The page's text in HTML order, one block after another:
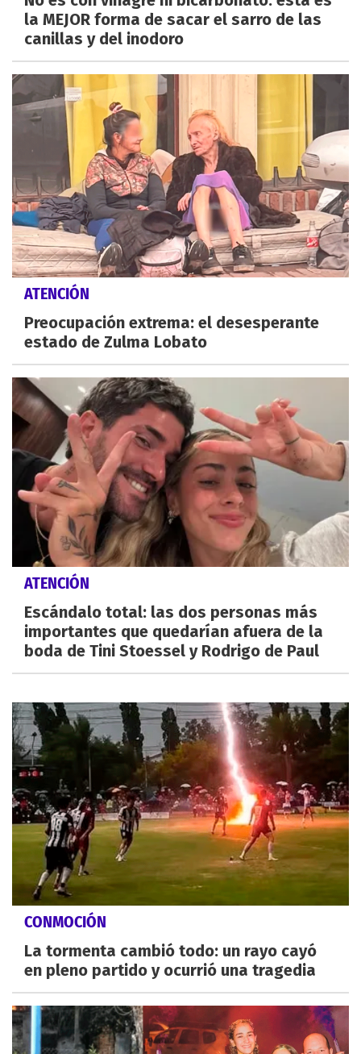
la MEJOR forma de sacar el sarro de las
canillas y del inodoro
ATENCIÓN
Preocupación extrema: el desesperante
estado de Zulma Lobato
ATENCIÓN
Escándalo total: las dos personas más
importantes que quedarían afuera de la
boda de Tini Stoessel y Rodrigo de Paul
CONMOCIÓN
La tormenta cambió todo: un rayo cayó
en pleno partido y ocurrió una tragedia